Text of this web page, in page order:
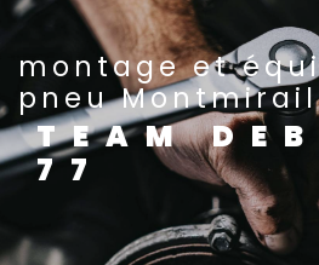
montage et
pneu Montmirail
TEAM
77